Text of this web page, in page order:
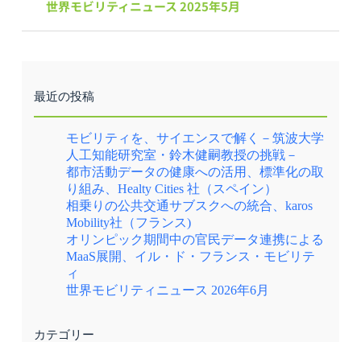
世界モビリティニュース 2025年5月
最近の投稿
モビリティを、サイエンスで解く－筑波大学
人工知能研究室・鈴木健嗣教授の挑戦－
都市活動データの健康への活用、標準化の取
り組み、Healty Cities 社（スペイン）
相乗りの公共交通サブスクへの統合、karos
Mobility社（フランス)
オリンピック期間中の官民データ連携による
MaaS展開、イル・ド・フランス・モビリテ
ィ
世界モビリティニュース 2026年6月
カテゴリー